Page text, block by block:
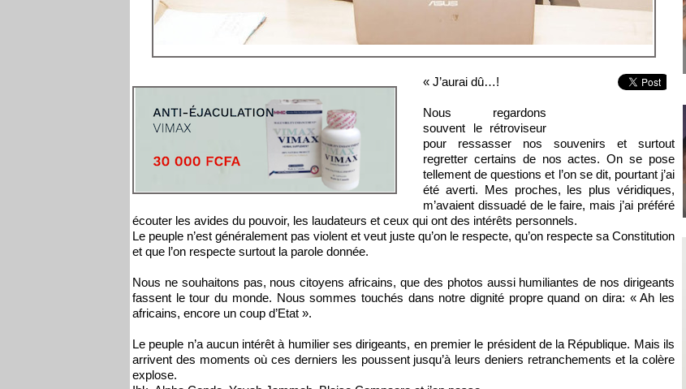
« J’aurai dû…!
Nous regardons
souvent le rétroviseur
pour ressasser nos souvenirs et surtout
regretter certains de nos actes. On se pose
tellement de questions et l’on se dit, pourtant j’ai
été averti. Mes proches, les plus véridiques,
m’avaient dissuadé de le faire, mais j’ai préféré
écouter les avides du pouvoir, les laudateurs et ceux qui ont des intérêts personnels.
Le peuple n’est généralement pas violent et veut juste qu’on le respecte, qu’on respecte sa Constitution
et que l’on respecte surtout la parole donnée.
Nous ne souhaitons pas, nous citoyens africains, que des photos aussi humiliantes de nos dirigeants
fassent le tour du monde. Nous sommes touchés dans notre dignité propre quand on dira: « Ah les
africains, encore un coup d’Etat ».
Le peuple n’a aucun intérêt à humilier ses dirigeants, en premier le président de la République. Mais ils
arrivent des moments où ces derniers les poussent jusqu’à leurs deniers retranchements et la colère
explose.